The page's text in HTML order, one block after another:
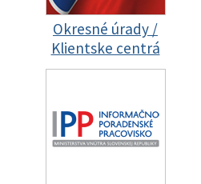
Okresné úrady /
Klientske centrá